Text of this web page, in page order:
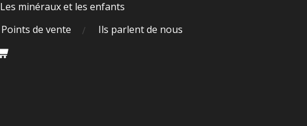
Les minéraux et les enfants
Points de vente
Ils parlent de nous